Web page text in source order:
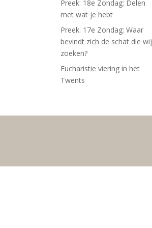
Preek: 18e Zondag: Delen
met wat je hebt
Preek: 17e Zondag: Waar
bevindt zich de schat die wij
zoeken?
Eucharistie viering in het
Twents